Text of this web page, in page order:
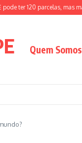
120 parcelas, mas margem
Quem Somos